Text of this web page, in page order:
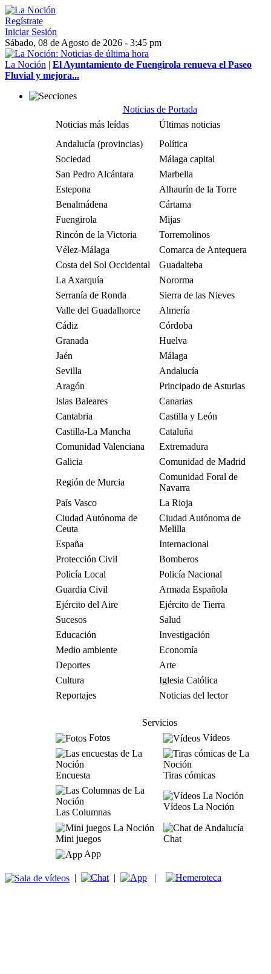
Regístrate
Iniciar Sesión
Sábado, 08 de Agosto de 2026 - 3:45 pm
La Noción | El Ayuntamiento de Fuengirola renueva el Paseo
Fluvial y mejora...
Noticias de Portada
Noticias más leídas
Últimas noticias
Andalucía (provincias)
Política
Sociedad
Málaga capital
San Pedro Alcántara
Marbella
Estepona
Alhaurín de la Torre
Benalmádena
Cártama
Fuengirola
Mijas
Rincón de la Victoria
Torremolinos
Vélez-Málaga
Comarca de Antequera
Costa del Sol Occidental
Guadalteba
La Axarquía
Nororma
Serranía de Ronda
Sierra de las Nieves
Valle del Guadalhorce
Almería
Cádiz
Córdoba
Granada
Huelva
Jaén
Málaga
Sevilla
Andalucía
Aragón
Principado de Asturias
Islas Baleares
Canarias
Cantabria
Castilla y León
Castilla-La Mancha
Cataluña
Comunidad Valenciana
Extremadura
Galicia
Comunidad de Madrid
Región de Murcia
Comunidad Foral de
Navarra
País Vasco
La Rioja
Ciudad Autónoma de
Ceuta
Ciudad Autónoma de
Melilla
España
Internacional
Protección Civil
Bomberos
Policía Local
Policía Nacional
Guardia Civil
Armada Española
Ejército del Aire
Ejército de Tierra
Sucesos
Salud
Educación
Investigación
Medio ambiente
Economía
Deportes
Arte
Cultura
Iglesia Católica
Reportajes
Noticias del lector
Servicios
Fotos
Vídeos
Encuesta Tiras cómicas
Las Columnas
Vídeos La Noción
Mini juegos
Chat
App
| | |